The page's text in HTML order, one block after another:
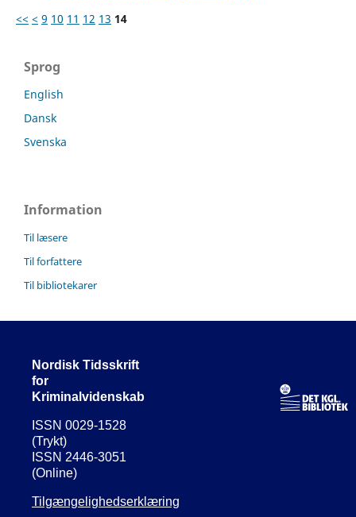
<< < 9 10 11 12 13 14
Sprog
English
Dansk
Svenska
Information
Til læsere
Til forfattere
Til bibliotekarer
Nordisk Tidsskrift
for
Kriminalvidenskab
ISSN 0029-1528
(Trykt)
ISSN 2446-3051
(Online)
Tilgængelighedserklæring